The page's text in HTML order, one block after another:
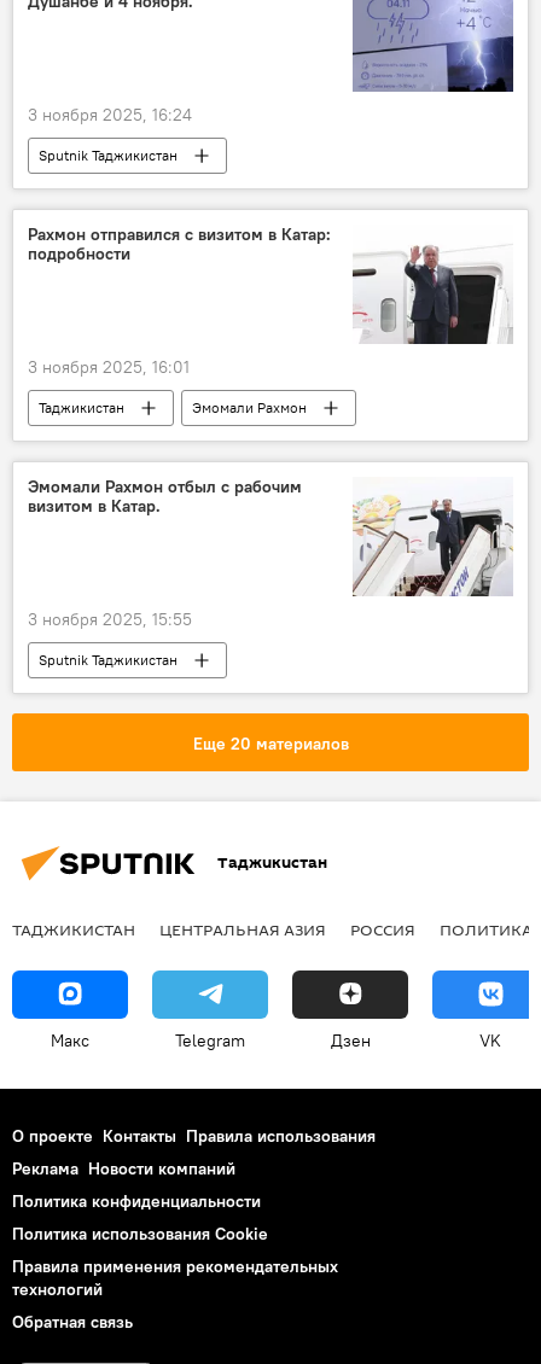
3 ноября 2025, 16:24
Sputnik Таджикистан
Рахмон отправился с визитом в Катар:
подробности
3 ноября 2025, 16:01
Таджикистан
Эмомали Рахмон
Катар
США визит
Эмомали Рахмон отбыл с рабочим
визитом в Катар.
3 ноября 2025, 15:55
Sputnik Таджикистан
Еще 20 материалов
Таджикистан
ТАДЖИКИСТАН ЦЕНТРАЛЬНАЯ АЗИЯ РОССИЯ ПОЛИТИКА
Макс Telegram Дзен VK
О проекте Контакты Правила использования
Реклама Новости компаний
Политика конфиденциальности
Политика использования Cookie
Правила применения рекомендательных
технологий
Обратная связь